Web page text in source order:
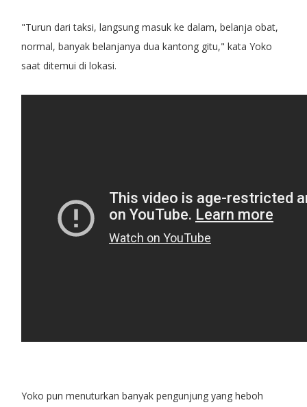
"Turun dari taksi, langsung masuk ke dalam, belanja obat,
normal, banyak belanjanya dua kantong gitu," kata Yoko
saat ditemui di lokasi.
Yoko pun menuturkan banyak pengunjung yang heboh